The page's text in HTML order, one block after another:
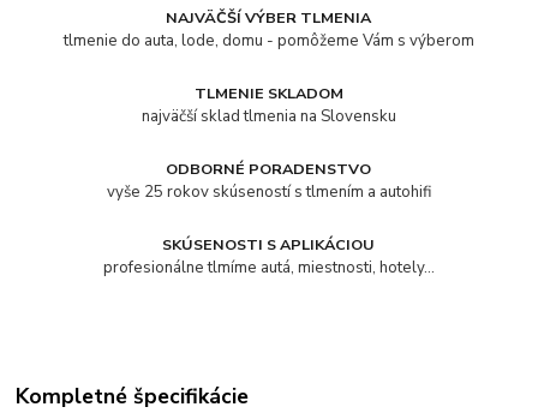
NAJVÄČŠÍ VÝBER TLMENIA
tlmenie do auta, lode, domu - pomôžeme Vám s výberom
TLMENIE SKLADOM
najväčší sklad tlmenia na Slovensku
ODBORNÉ PORADENSTVO
vyše 25 rokov skúseností s tlmením a autohifi
SKÚSENOSTI S APLIKÁCIOU
profesionálne tlmíme autá, miestnosti, hotely...
Kompletné špecifikácie